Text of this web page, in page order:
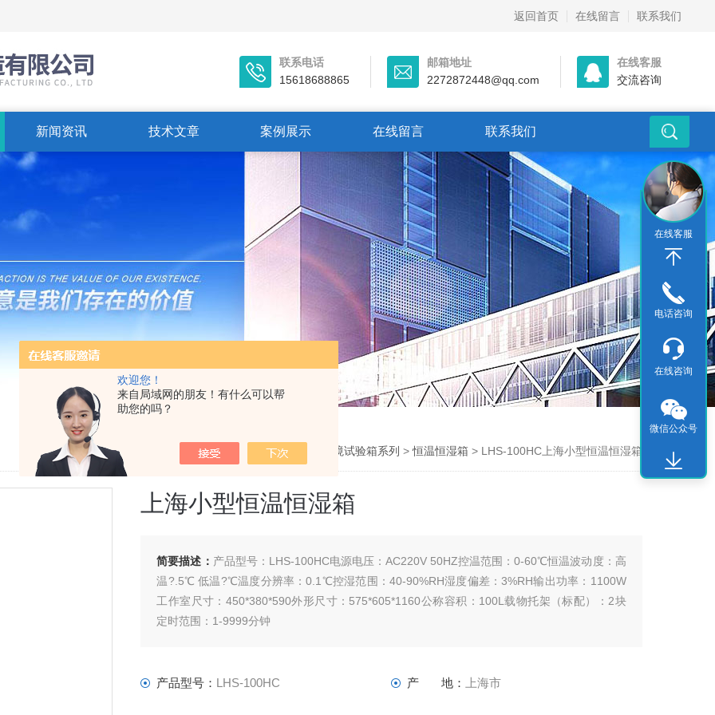
欢迎您！
来自局域网的朋友！有什么可以帮
助您的吗？
返回首页 在线留言 联系我们
联系电话
15618688865
邮箱地址
2272872448@qq.com
在线客服
交流咨询
新闻资讯 技术文章 案例展示 在线留言 联系我们
当前位置： 产品中心 环境试验箱系列 >恒温恒湿箱 > LHS-100HC上海小型恒温恒湿箱
上海小型恒温恒湿箱
简要描述： 产品型号：LHS-100HC电源电压：AC220V 50HZ控温范围：0-60℃恒温波动度：高
温?.5℃ 低温?℃温度分辨率：0.1℃控湿范围：40-90%RH湿度偏差：3%RH输出功率：1100W
工作室尺寸：450*380*590外形尺寸：575*605*1160公称容积：100L载物托架（标配）：2块
定时范围：1-9999分钟
产品型号： LHS-100HC 产 地： 上海市
在线客服
电话咨询
在线咨询
微信公众号